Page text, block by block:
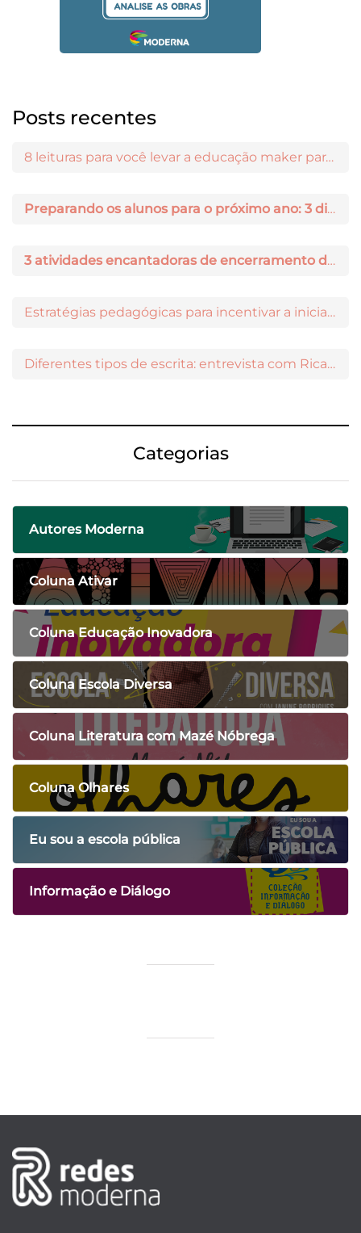
Posts recentes
8 leituras para você levar a educação maker para a sala de aula
Preparando os alunos para o próximo ano: 3 dicas práticas
3 atividades encantadoras de encerramento de ano letivo
Estratégias pedagógicas para incentivar a iniciação científica entre os estudantes
Diferentes tipos de escrita: entrevista com Ricardo Prado
Categorias
Autores Moderna
Coluna Ativar
Coluna Educação Inovadora
Coluna Escola Diversa
Coluna Literatura com Mazé Nóbrega
Coluna Olhares
Eu sou a escola pública
Informação e Diálogo